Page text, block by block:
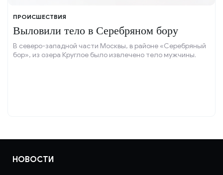
ПРОИСШЕСТВИЯ
Выловили тело в Серебряном бору
В северо-западной части Москвы, в районе «Серебряный
бор», из озера Круглое было извлечено тело мужчины.
НОВОСТИ